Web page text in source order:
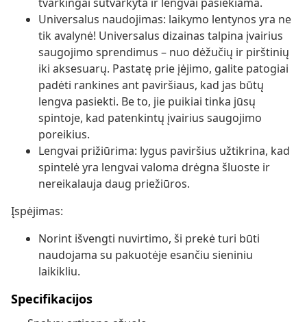
Universalus naudojimas: laikymo lentynos yra ne
tik avalynė! Universalus dizainas talpina įvairius
saugojimo sprendimus – nuo dėžučių ir pirštinių
iki aksesuarų. Pastatę prie įėjimo, galite patogiai
padėti rankines ant paviršiaus, kad jas būtų
lengva pasiekti. Be to, jie puikiai tinka jūsų
spintoje, kad patenkintų įvairius saugojimo
poreikius.
Lengvai prižiūrima: lygus paviršius užtikrina, kad
spintelė yra lengvai valoma drėgna šluoste ir
nereikalauja daug priežiūros.
Įspėjimas:
Norint išvengti nuvirtimo, ši prekė turi būti
naudojama su pakuotėje esančiu sieniniu
laikikliu.
Specifikacijos